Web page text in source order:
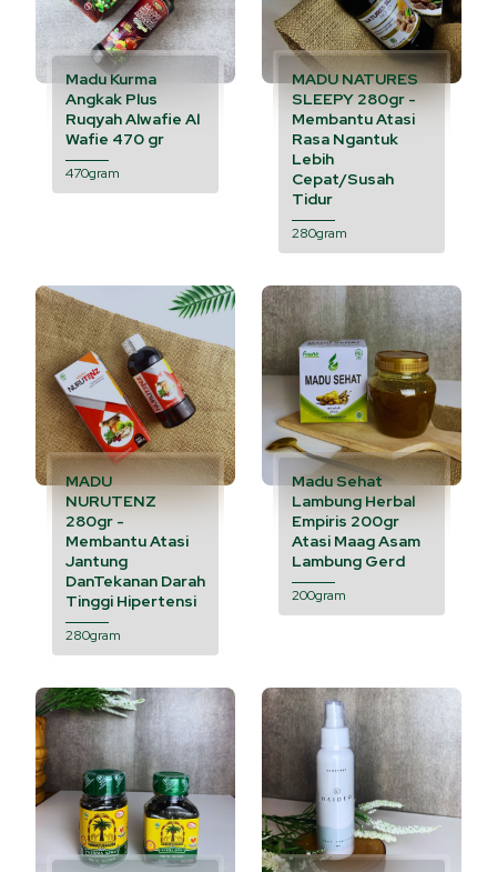
Madu Kurma
Angkak Plus
Ruqyah Alwafie Al
Wafie 470 gr
470gram
MADU NATURES
SLEEPY 280gr -
Membantu Atasi
Rasa Ngantuk
Lebih
Cepat/Susah
Tidur
280gram
MADU
NURUTENZ
280gr -
Membantu Atasi
Jantung
DanTekanan Darah
Tinggi Hipertensi
280gram
Madu Sehat
Lambung Herbal
Empiris 200gr
Atasi Maag Asam
Lambung Gerd
200gram